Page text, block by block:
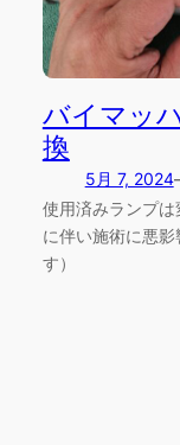
バイマッ
換
5月 7, 2024
使用済みランプ
に伴い施術に悪
す）